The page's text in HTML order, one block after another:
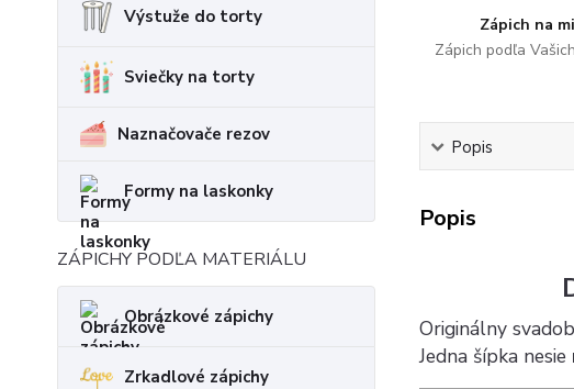
Výstuže do torty
Sviečky na torty
Naznačovače rezov
Formy na laskonky
ZÁPICHY PODĽA MATERIÁLU
Obrázkové zápichy
Zrkadlové zápichy
Zápich na
Zápich podľa
Popis
Popis
Originálny
Jedna šípka nesie